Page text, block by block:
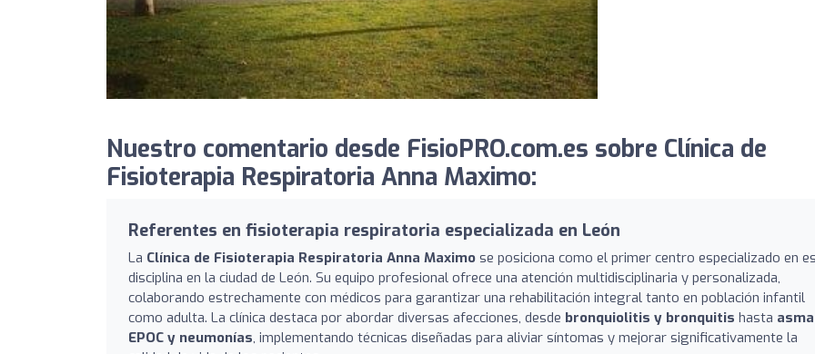
Nuestro comentario desde FisioPRO.com.es sobre Clínica de
Fisioterapia Respiratoria Anna Maximo:
Referentes en fisioterapia respiratoria especializada en León
La Clínica de Fisioterapia Respiratoria Anna Maximo se posiciona como el primer centro especializado en
disciplina en la ciudad de León. Su equipo profesional ofrece una atención multidisciplinaria y personalizada,
colaborando estrechamente con médicos para garantizar una rehabilitación integral tanto en población infantil
como adulta. La clínica destaca por abordar diversas afecciones, desde bronquiolitis y bronquitis hasta
EPOC y neumonías, implementando técnicas diseñadas para aliviar síntomas y mejorar significativamente la